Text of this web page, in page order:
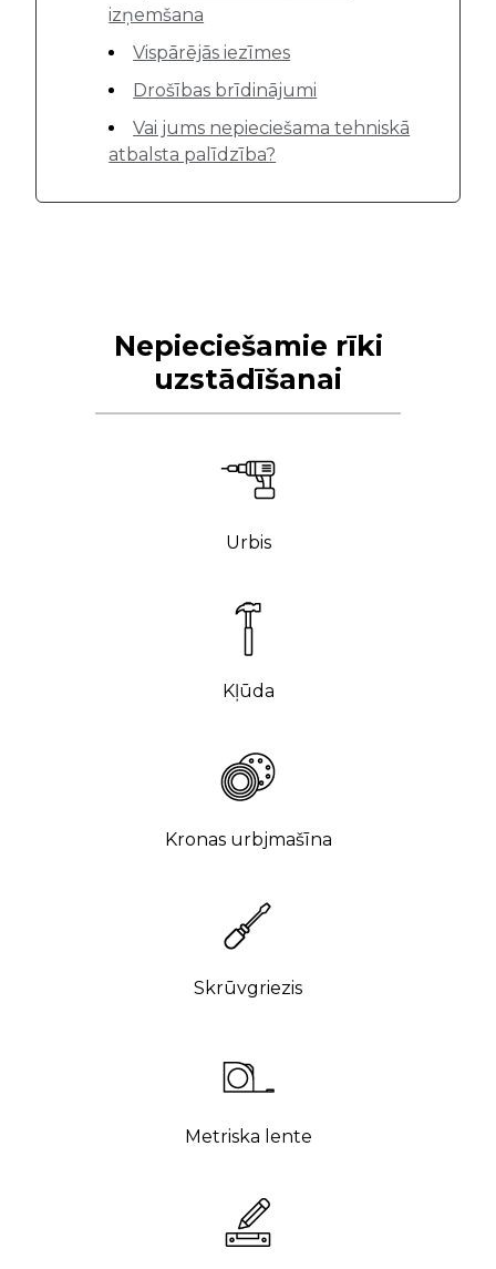
izņemšana
Vispārējās iezīmes
Drošības brīdinājumi
Vai jums nepieciešama tehniskā
atbalsta palīdzība?
Nepieciešamie rīki
uzstādīšanai
Urbis
Kļūda
Kronas urbjmašīna
Skrūvgriezis
Metriska lente